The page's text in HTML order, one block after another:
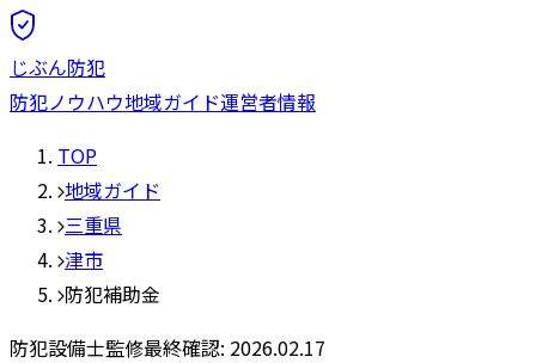
じぶん防犯
防犯ノウハウ地域ガイド運営者情報
TOP
地域ガイド
三重県
津市
防犯補助金
防犯設備士監修最終確認: 2026.02.17